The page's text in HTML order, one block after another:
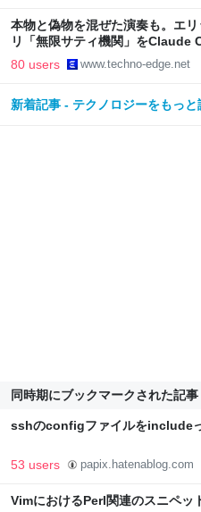
本物と偽物を混ぜた演奏も。エ
リ「無限サティ機関」をClaude
（CloseBox） | テクノエッジ
80 users www.techno-edge.net
新着記事 - テクノロジーをもっと
同時期にブックマークされた記事
sshのconfigファイルをinclude
53 users papix.hatenablog.com
VimにおけるPerl関連のスニペッ